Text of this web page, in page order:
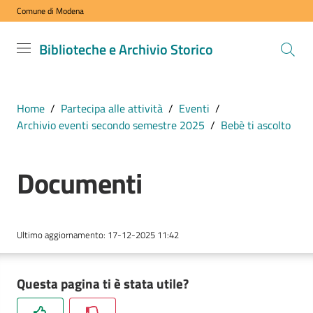
Vai al contenuto
Vai alla navigazione
Vai al footer
Comune di Modena
Biblioteche e Archivio Storico
Biblioteche
COMUNE DI
MODENA
VISITA
i
ESPLORA
i
Home / Partecipa alle attività / Eventi /
Archivio eventi secondo semestre 2025 / Bebè ti ascolto
Documenti
Ultimo aggiornamento: 17-12-2025 11:42
Questa pagina ti è stata utile?